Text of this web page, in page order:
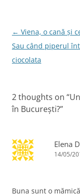
o
k
Post
navigation
← Viena, o cană și
Sau când piperul
ciocolata
2 thoughts on “
în București?”
Elena
14/05/
Buna sunt o